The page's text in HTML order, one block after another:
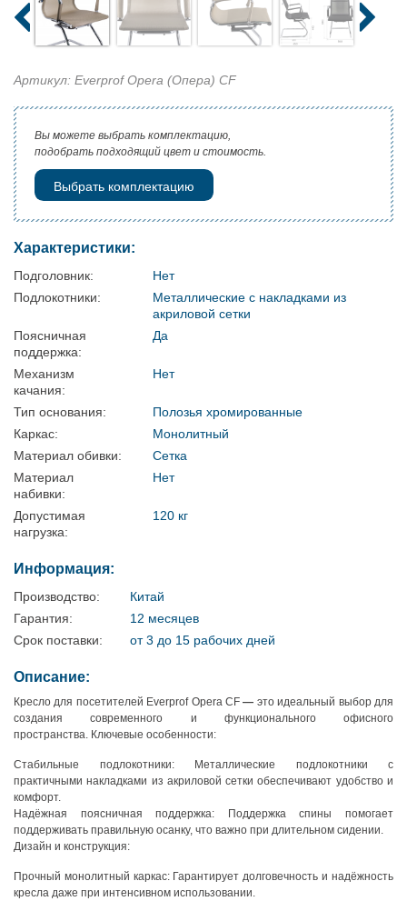
Артикул: Everprof Opera (Опера) CF
Вы можете выбрать комплектацию,
подобрать подходящий цвет и стоимость.
Выбрать комплектацию
Характеристики:
Подголовник:
Нет
Подлокотники:
Металлические с накладками из
акриловой сетки
Поясничная
поддержка:
Да
Механизм
качания:
Нет
Тип основания:
Полозья хромированные
Каркас:
Монолитный
Материал обивки:
Сетка
Материал
набивки:
Нет
Допустимая
нагрузка:
120 кг
Информация:
Производство:
Китай
Гарантия:
12 месяцев
Срок поставки:
от 3 до 15 рабочих дней
Описание:
Кресло для посетителей Everprof Opera CF— это идеальный выбор для
создания современного и функционального офисного
пространства. Ключевые особенности:
Стабильные подлокотники: Металлические подлокотники с
практичными накладками из акриловой сетки обеспечивают удобство и
комфорт.
Надёжная поясничная поддержка: Поддержка спины помогает
поддерживать правильную осанку, что важно при длительном сидении.
Дизайн и конструкция:
Прочный монолитный каркас: Гарантирует долговечность и надёжность
кресла даже при интенсивном использовании.